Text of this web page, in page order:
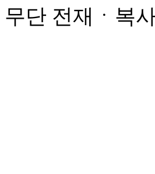
무단 전재ㆍ복